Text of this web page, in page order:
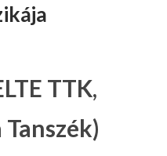
KT
A
CS
IL
Természettudományi
TTK,